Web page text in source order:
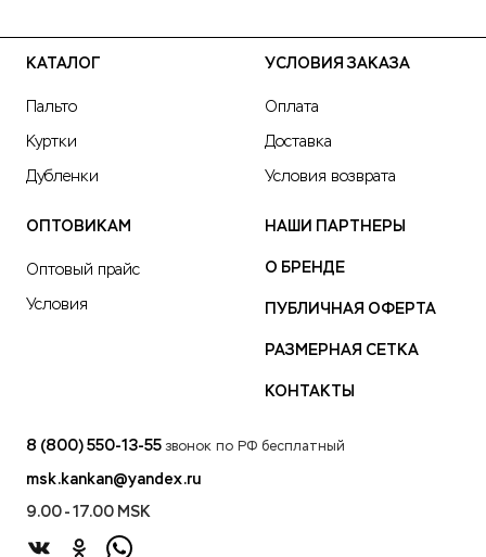
КАТАЛОГ
Пальто
Куртки
Дубленки
УСЛОВИЯ ЗАКАЗА
Оплата
Доставка
Условия возврата
ОПТОВИКАМ
Оптовый прайс
Условия
НАШИ ПАРТНЕРЫ
О БРЕНДЕ
ПУБЛИЧНАЯ ОФЕРТА
РАЗМЕРНАЯ СЕТКА
КОНТАКТЫ
8 (800) 550-13-55 звонок по РФ бесплатный
msk.kankan@yandex.ru
9.00 - 17.00 MSK